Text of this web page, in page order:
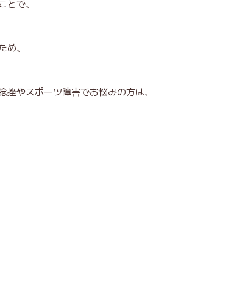
で、
、
やスポーツ障害でお悩みの方は、